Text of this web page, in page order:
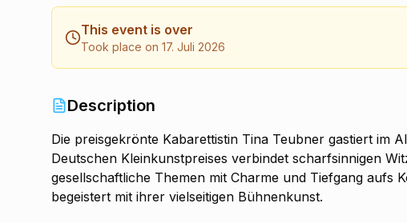
This event is over
Took place on 17. Juli 2026
Description
Die preisgekrönte Kabarettistin Tina Teubner gastiert im
Deutschen Kleinkunstpreises verbindet scharfsinnigen
gesellschaftliche Themen mit Charme und Tiefgang aufs
begeistert mit ihrer vielseitigen Bühnenkunst.